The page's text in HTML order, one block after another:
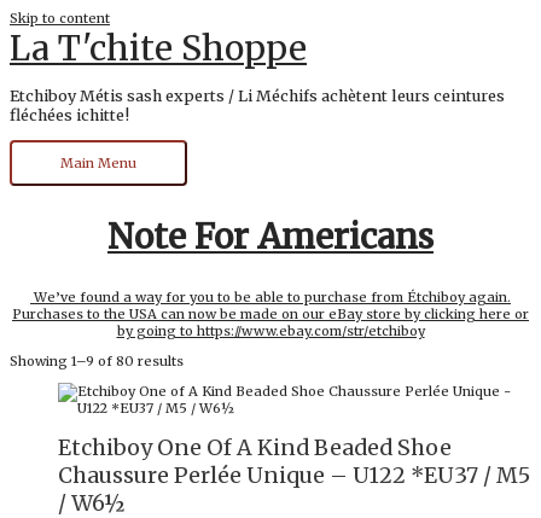
Skip to content
La T'chite Shoppe
Etchiboy Métis sash experts / Li Méchifs achètent leurs ceintures
fléchées ichitte!
Main Menu
Note For Americans
We’ve found a way for you to be able to purchase from Étchiboy again.
Purchases to the USA can now be made on our eBay store by clicking here or
by going to https://www.ebay.com/str/etchiboy
Showing 1–9 of 80 results
Etchiboy One Of A Kind Beaded Shoe
Chaussure Perlée Unique – U122 *EU37 / M5
/ W6½